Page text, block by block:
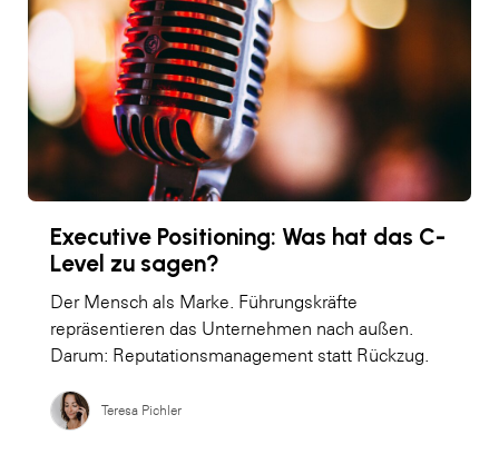
Executive Positioning: Was hat das C-
Level zu sagen?
Der Mensch als Marke. Führungskräfte
repräsentieren das Unternehmen nach außen.
Darum: Reputationsmanagement statt Rückzug.
Teresa Pichler